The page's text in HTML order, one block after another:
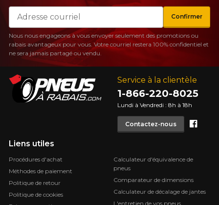
Service à la clientèle
1-866-220-8025
Lundi à Vendredi : 8h à 18h
Contactez-nous
Liens utiles
Procédures d'achat
Méthodes de paiement
Politique de retour
Politique de cookies
Calculateur d'équivalence de
pneus
Comparateur de dimensions
Calculateur de décalage de jantes
L'entretien de vos pneus
Courriel
Confirmer
Nous nous engageons à vous envoyer seulement des promotions ou
rabais avantageux pour vous. Votre courriel restera 100% confidentiel et
ne sera jamais partagé ou vendu.